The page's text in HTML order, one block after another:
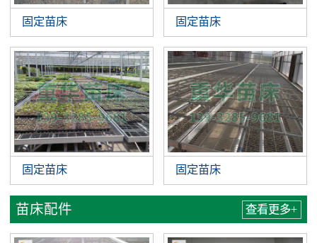
固定苗床 固定苗床
固定苗床 固定苗床
苗床配件 查看更多+